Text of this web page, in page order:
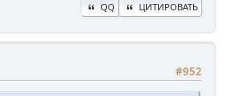
QQ ЦИТИРОВАТЬ
#952